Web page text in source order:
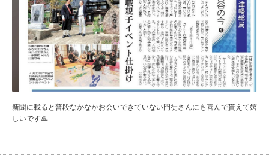
新聞に載ると普段なかなかお会いできていない門徒さんにも喜んで貰えて嬉
しいです🙏